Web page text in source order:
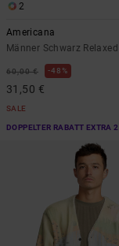
2
Americana
Männer Schwarz
60,00 € 48%
31,50 €
SALE
DOPPELTER RABATT EXTRA